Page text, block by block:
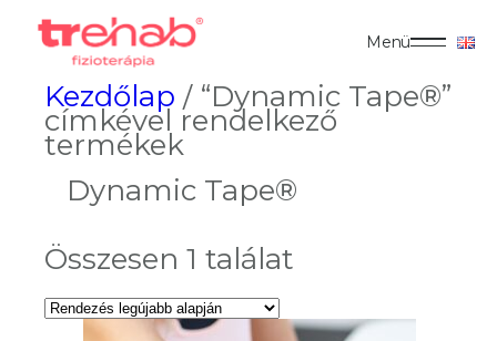
Menü
Kezdőlap / “Dynamic Tape®”
címkével rendelkező
termékek
Dynamic Tape®
Összesen 1 találat